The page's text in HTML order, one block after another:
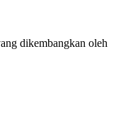
dikembangkan oleh